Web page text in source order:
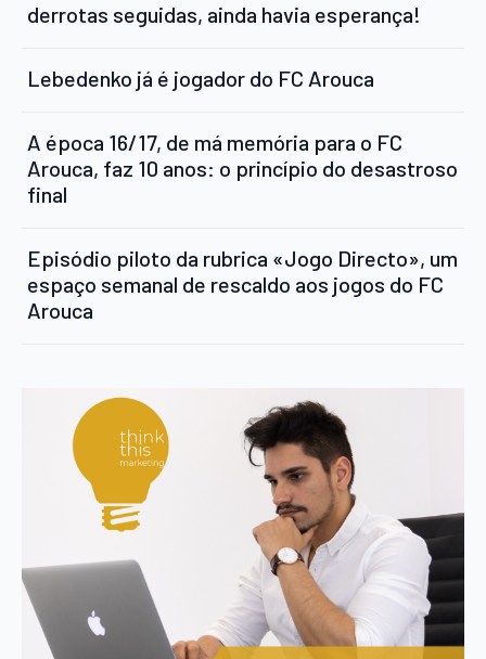
derrotas seguidas, ainda havia esperança!
Lebedenko já é jogador do FC Arouca
A época 16/17, de má memória para o FC
Arouca, faz 10 anos: o princípio do desastroso
final
Episódio piloto da rubrica «Jogo Directo», um
espaço semanal de rescaldo aos jogos do FC
Arouca